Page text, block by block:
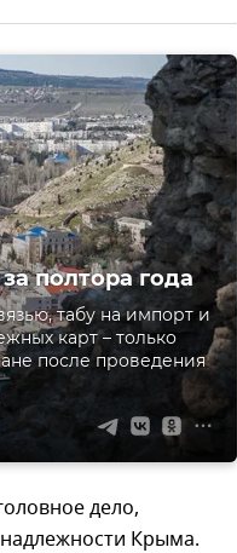
полтора года
табу на импорт и
карт – только
после проведения
дело,
Крыма.